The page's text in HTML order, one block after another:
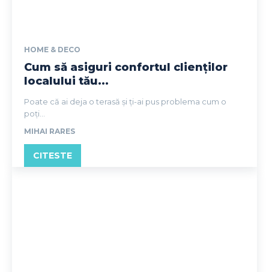
HOME & DECO
Cum să asiguri confortul clienților
localului tău...
Poate că ai deja o terasă și ți-ai pus problema cum o
poți...
MIHAI RARES
CITESTE